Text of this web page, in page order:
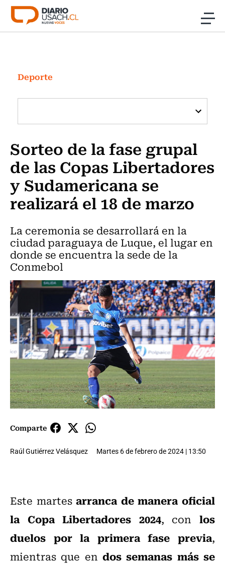
Click acá para ir directamente al contenido
Investigación
Cultura
Programas Radio y TV Usach
Deporte
Sorteo de la fase grupal
de las Copas Libertadores
y Sudamericana se
realizará el 18 de marzo
La ceremonia se desarrollará en la
ciudad paraguaya de Luque, el lugar en
donde se encuentra la sede de la
Conmebol
Comparte
Raúl Gutiérrez Velásquez Martes 6 de febrero de 2024 | 13:50
Este martesarranca de manera oficial
la Copa Libertadores 2024, conlos
duelos por la primera fase previa,
mientras que en dos semanas más se